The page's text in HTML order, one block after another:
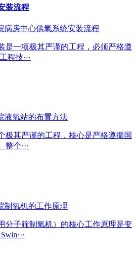
装流程
是一项极其严谨的工程，必须严格遵
程技···
极其严谨的工程，核心是严格遵循国
个···
分子筛制氧机）的核心工作原理是变